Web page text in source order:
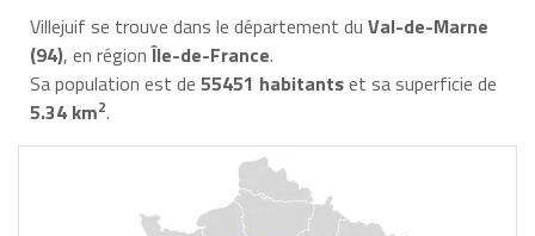
Villejuif se trouve dans le département du Val-de-Marne
(94), en régionÎle-de-France.
Sa population est de 55451 habitantset sa superficie de
5.34 km2.